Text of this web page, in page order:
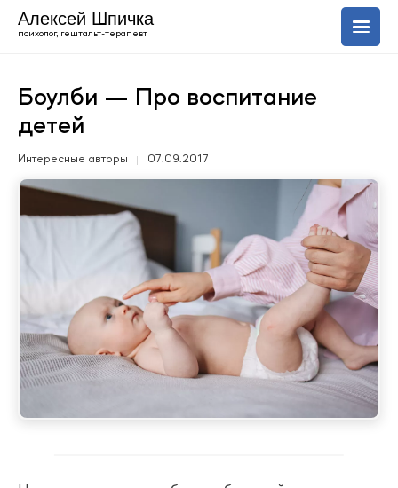
Алексей Шпичка
психолог, гештальт-терапевт
Услуги
Блог
+420 606 843 150
Uk En
Боулби — Про воспитание
детей
Интересные авторы 07.09.2017